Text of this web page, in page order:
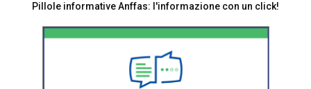
Pillole informative Anffas: l'informazione con un click!